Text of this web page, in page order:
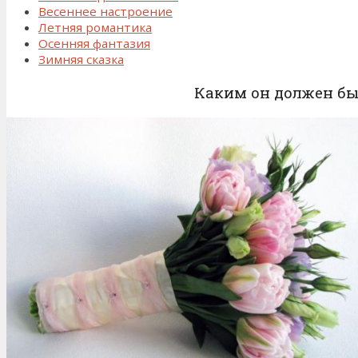
Весеннее настроение
Летняя романтика
Осенняя фантазия
Зимняя сказка
Каким он должен